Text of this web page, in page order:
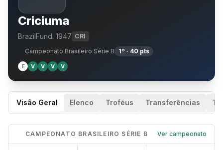
Criciuma
BrazilFund. 1947 CRI
Campeonato Brasileiro Série B
1º · 40 pts
E V V V V
Visão Geral Elenco Troféus Transferências
CAMPEONATO BRASILEIRO SÉRIE B Ver campeonato